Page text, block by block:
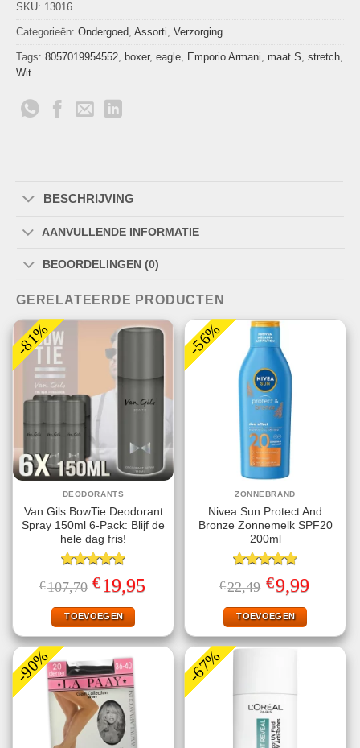
SKU: 13016
Categorieën: Ondergoed, Assorti, Verzorging
Tags: 8057019954552, boxer, eagle, Emporio Armani, maat S, stretch,
Wit
BESCHRIJVING
AANVULLENDE INFORMATIE
BEOORDELINGEN (0)
GERELATEERDE PRODUCTEN
-81%
DEODORANTS
Van Gils BowTie Deodorant
Spray 150ml 6-Pack: Blijf de
hele dag fris!
Gewaardeerd
5.00uit 5
€107,70 Oorspronkelijke
prijs
was:
€107,70.
€19,95
TOEVOEGEN
-56%
ZONNEBRAND
Nivea Sun Protect And
Bronze Zonnemelk SPF20
200ml
Gewaardeerd
4.78uit 5
€22,49 Oorspronkelijke
prijs
was:
€22,49.
€9,99Huidige
prijs
TOEVOEGEN
-90% -67%